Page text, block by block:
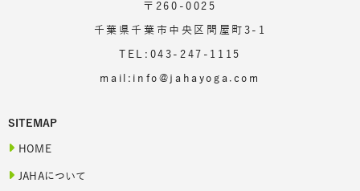
〒260-0025
千葉県千葉市中央区問屋町3-1
TEL:043-247-1115
mail:info@jahayoga.com
SITEMAP
HOME
JAHAについて